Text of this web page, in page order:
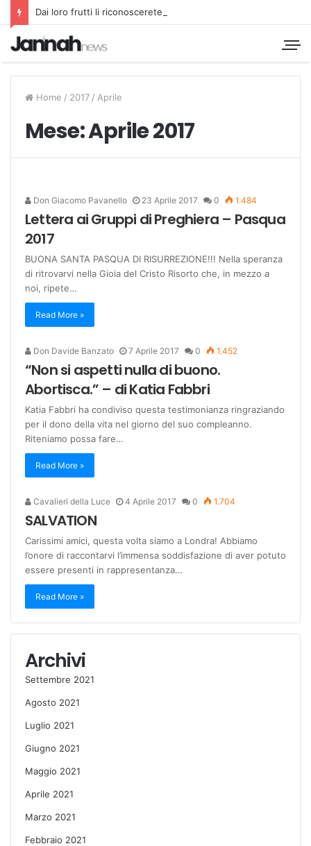
Dai loro frutti li riconoscerete
Home / 2017 / Aprile
Mese:Aprile 2017
Don Giacomo Pavanello 23 Aprile 2017 0 1.484
Lettera ai Gruppi di Preghiera – Pasqua
2017
BUONA SANTA PASQUA DI RISURREZIONE!!! Nella speranza
di ritrovarvi nella Gioia del Cristo Risorto che, in mezzo a
noi, ripete…
Read More »
Don Davide Banzato 7 Aprile 2017 0 1.452
“Non si aspetti nulla di buono.
Abortisca.” – di Katia Fabbri
Katia Fabbri ha condiviso questa testimonianza ringraziando
per il dono della vita nel giorno del suo compleanno.
Riteniamo possa fare…
Read More »
Cavalieri della Luce 4 Aprile 2017 0 1.704
SALVATION
Carissimi amici, questa volta siamo a Londra! Abbiamo
l’onore di raccontarvi l’immensa soddisfazione di aver potuto
essere presenti in rappresentanza…
Read More »
Archivi
Settembre 2021
Agosto 2021
Luglio 2021
Giugno 2021
Maggio 2021
Aprile 2021
Marzo 2021
Febbraio 2021